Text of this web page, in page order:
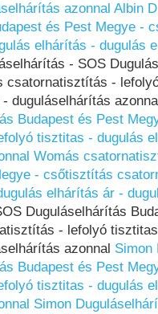
azonnal Albin
és Pest Megye -
elhárítás - dugulás
- SOS
csatornatisztítás -
duguláselhárítás
Budapest és Pest
tisztitas - dugulás
Womás
- csőtisztítás
elhárítás ár -
Duguláselhárítás
- lefolyó
azonnal Simon
Budapest és Pest
tisztitas - dugulás
Simon